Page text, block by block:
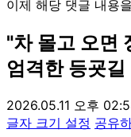
이제 해당 댓글 내용
"차 몰고 오면
엄격한 등굣길
2026.05.11 오후
글자 크기 설정 공유